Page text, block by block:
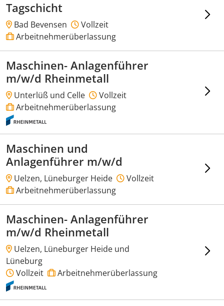
Tagschicht
Bad Bevensen
Vollzeit
Arbeitnehmerüberlassung
Maschinen- Anlagenführer
m/w/d Rheinmetall
Unterlüß und Celle
Vollzeit
Arbeitnehmerüberlassung
Maschinen und
Anlagenführer m/w/d
Uelzen, Lüneburger Heide
Vollzeit
Arbeitnehmerüberlassung
Maschinen- Anlagenführer
m/w/d Rheinmetall
Uelzen, Lüneburger Heide und
Lüneburg
Vollzeit
Arbeitnehmerüberlassung